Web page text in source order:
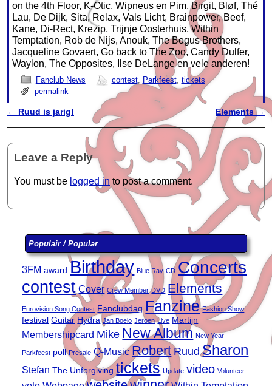
on the 4th Floor, K-Otic, Wipneus en Pim, Birgit, Bløf, Thé
Lau, De Dijk, Sita, Relax, Vals Licht, Brainpower, Beef,
Kane, Di-Rect, Krezip, Trijnje Oosterhuis, Within
Temptation, Rob de Nijs, Anouk, The Bogus Brothers,
Jacqueline Govaert, Go back to The Zoo, Candy Dulfer,
Waylon, The Opposites, Ilse DeLange en vele anderen!
Fanclub News contest, Parkfeest, tickets
permalink
Post navigation
← Ruud is jarig! Elements→
Leave a Reply
You must be logged in to post a comment.
Populair / Popular
3FM award Birthday Blue Ray CD Concerts
contest Cover Crew Member DVD Elements
Eurovision Song Contest Fanclubdag Fanzine Fashion Show
festival Guitar Hydra Jan Boelo Jeroen Live Martijn
Membershipcard Mike New Album New Year
Parkfeest poll Presale Q-Music Robert Ruud Sharon
Stefan The Unforgiving tickets Update video Volunteer